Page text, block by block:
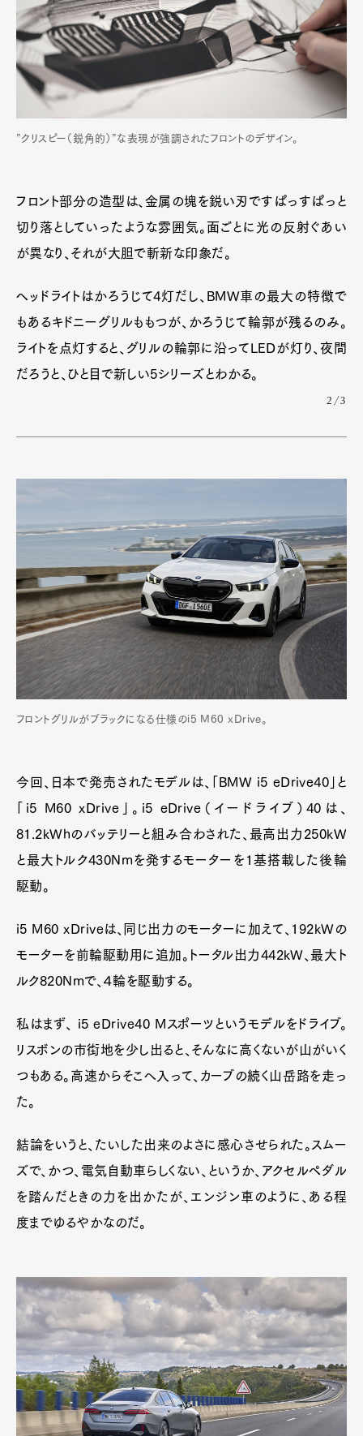
”クリスピー（鋭角的）”な表現が強調されたフロントのデザイン。
フロント部分の造型は、金属の塊を鋭い刃ですぱっすぱっと
切り落としていったような雰囲気。面ごとに光の反射ぐあい
が異なり、それが大胆で斬新な印象だ。
ヘッドライトはかろうじて4灯だし、BMW車の最大の特徴で
もあるキドニーグリルももつが、かろうじて輪郭が残るのみ。
ライトを点灯すると、グリルの輪郭に沿ってLEDが灯り、夜間
だろうと、ひと目で新しい5シリーズとわかる。
2/3
フロントグリルがブラックになる仕様のi5 M60 xDrive。
今回、日本で発売されたモデルは、「BMW i5 eDrive40」と
「i5 M60 xDrive」。i5 eDrive（イードライブ）40は、
81.2kWhのバッテリーと組み合わされた、最高出力250kW
と最大トルク430Nmを発するモーターを1基搭載した後輪
駆動。
i5 M60 xDriveは、同じ出力のモーターに加えて、192kWの
モーターを前輪駆動用に追加。トータル出力442kW、最大ト
ルク820Nmで、４輪を駆動する。
私はまず、 i5 eDrive40 Mスポーツというモデルをドライブ。
リスボンの市街地を少し出ると、そんなに高くないが山がいく
つもある。高速からそこへ入って、カーブの続く山岳路を走っ
た。
結論をいうと、たいした出来のよさに感心させられた。スムー
ズで、かつ、電気自動車らしくない、というか、アクセルペダル
を踏んだときの力を出かたが、エンジン車のように、ある程
度までゆるやかなのだ。